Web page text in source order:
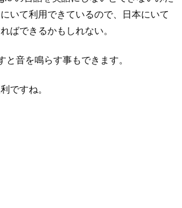
いて利用できているので、日本にいて
ばできるかもしれない。
と音を鳴らす事もできます。
ですね。